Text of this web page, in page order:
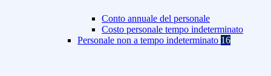
Conto annuale del personale
Costo personale tempo indeterminato
Personale non a tempo indeterminato 16